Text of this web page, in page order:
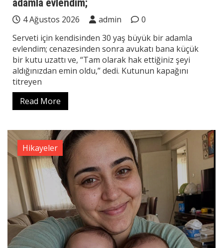
adamla evlendim;
4 Ağustos 2026 admin
0
Serveti için kendisinden 30 yaş büyük bir adamla
evlendim; cenazesinden sonra avukatı bana küçük
bir kutu uzattı ve, “Tam olarak hak ettiğiniz şeyi
aldığınızdan emin oldu,” dedi. Kutunun kapağını
titreyen
Read More
Hikayeler